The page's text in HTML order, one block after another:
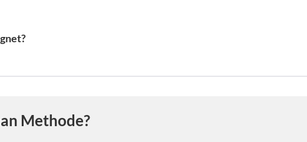
Methode?